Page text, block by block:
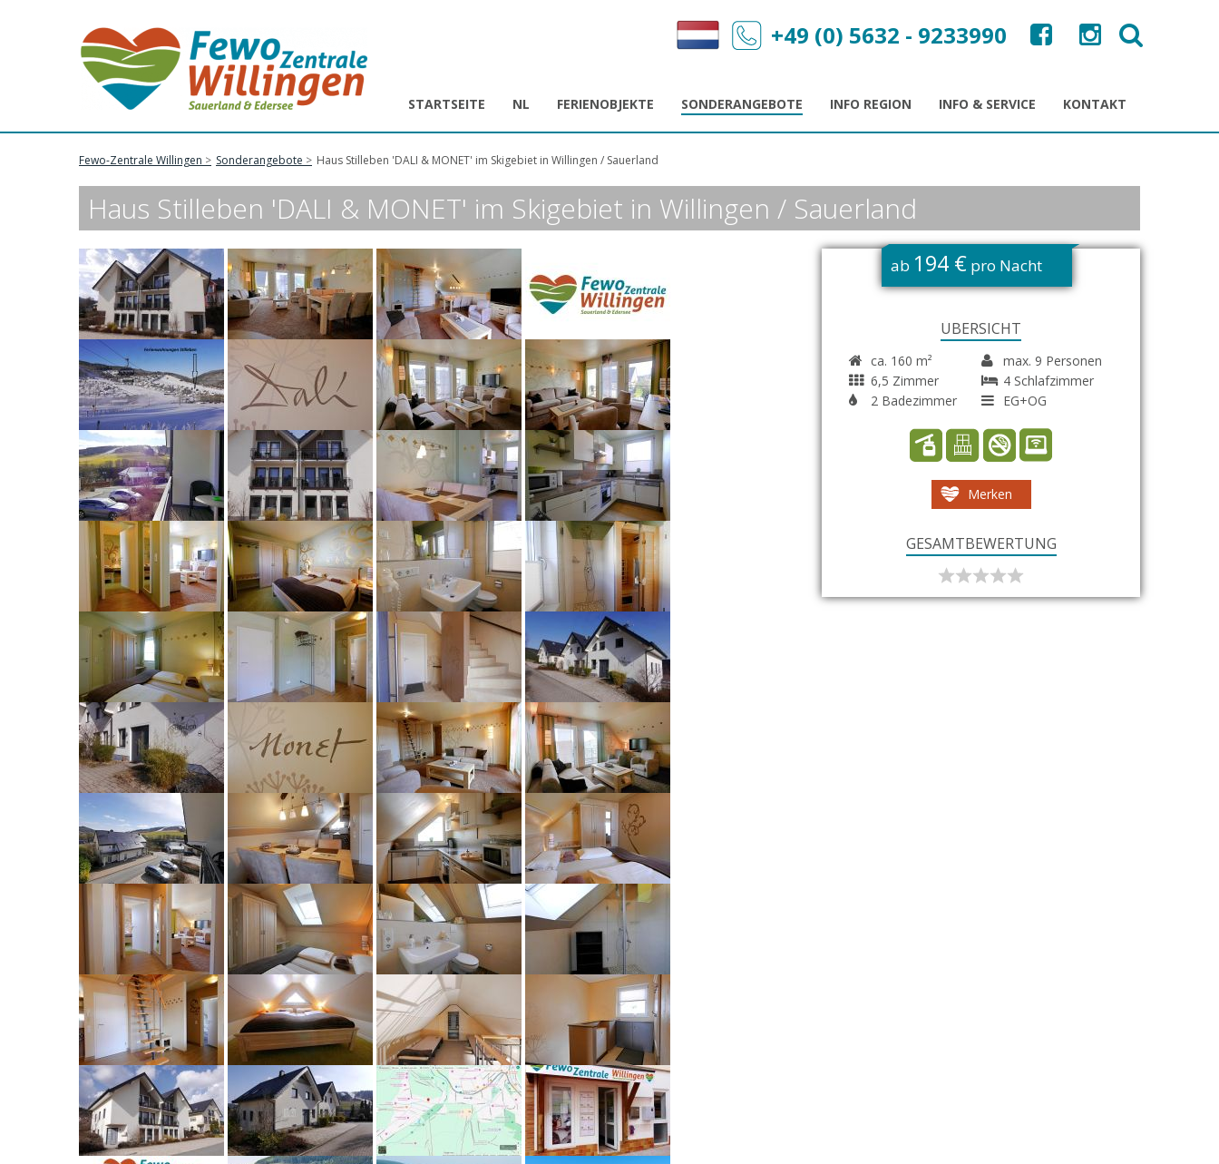
STARTSEITE NL FERIENOBJEKTE SONDERANGEBOTE INFO REGION INFO & SERVICE KONTAKT
+49 (0) 5632 - 9233990
Fewo-Zentrale Willingen Sonderangebote Haus Stilleben 'DALI & MONET' im Skigebiet in Willingen / Sauerland
Haus Stilleben 'DALI & MONET' im Skigebiet in Willingen / Sauerland
ab 194 € pro Nacht
ÜBERSICHT
ca. 160 m²
max. 9 Personen
6,5 Zimmer
4 Schlafzimmer
2 Badezimmer
EG+OG
Merken
GESAMTBEWERTUNG